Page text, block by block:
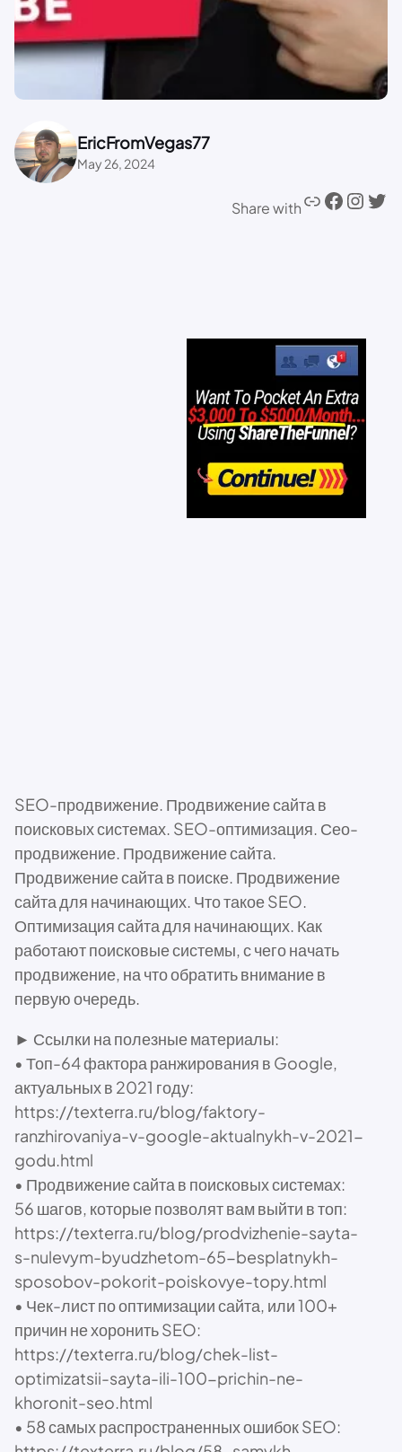
EricFromVegas77
May 26, 2024
Share with
SEO-продвижение. Продвижение сайта в
поисковых системах. SEO-оптимизация. Сео-
продвижение. Продвижение сайта.
Продвижение сайта в поиске. Продвижение
сайта для начинающих. Что такое SEO.
Оптимизация сайта для начинающих. Как
работают поисковые системы, с чего начать
продвижение, на что обратить внимание в
первую очередь.
► Ссылки на полезные материалы:
• Топ-64 фактора ранжирования в Google,
актуальных в 2021 году:
https://texterra.ru/blog/faktory-
ranzhirovaniya-v-google-aktualnykh-v-2021-
godu.html
• Продвижение сайта в поисковых системах:
56 шагов, которые позволят вам выйти в топ:
https://texterra.ru/blog/prodvizhenie-sayta-
s-nulevym-byudzhetom-65-besplatnykh-
sposobov-pokorit-poiskovye-topy.html
• Чек-лист по оптимизации сайта, или 100+
причин не хоронить SEO:
https://texterra.ru/blog/chek-list-
optimizatsii-sayta-ili-100-prichin-ne-
khoronit-seo.html
• 58 самых распространенных ошибок SEO: